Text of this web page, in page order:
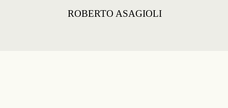
ROBERTO ASAGIOLI